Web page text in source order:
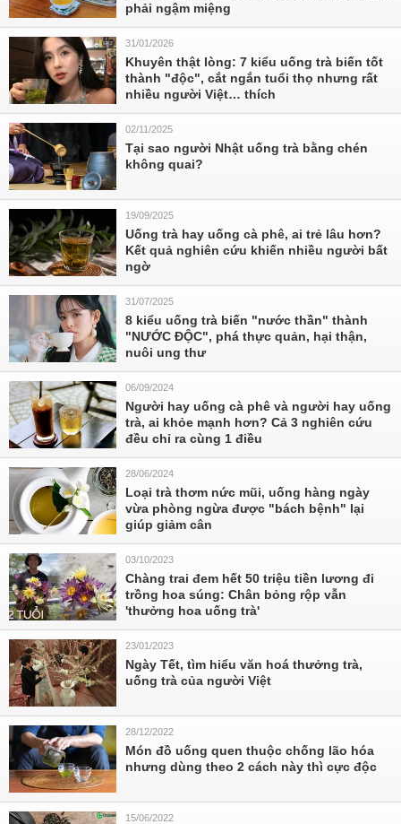
phải ngậm miệng
31/01/2026
Khuyên thật lòng: 7 kiểu uống trà biến tốt
thành "độc", cắt ngắn tuổi thọ nhưng rất
nhiều người Việt… thích
02/11/2025
Tại sao người Nhật uống trà bằng chén
không quai?
19/09/2025
Uống trà hay uống cà phê, ai trẻ lâu hơn?
Kết quả nghiên cứu khiến nhiều người bất
ngờ
31/07/2025
8 kiểu uống trà biến "nước thần" thành
"NƯỚC ĐỘC", phá thực quản, hại thận,
nuôi ung thư
06/09/2024
Người hay uống cà phê và người hay uống
trà, ai khỏe mạnh hơn? Cả 3 nghiên cứu
đều chỉ ra cùng 1 điều
28/06/2024
Loại trà thơm nức mũi, uống hàng ngày
vừa phòng ngừa được "bách bệnh" lại
giúp giảm cân
03/10/2023
Chàng trai đem hết 50 triệu tiền lương đi
trồng hoa súng: Chân bỏng rộp vẫn
'thưởng hoa uống trà'
23/01/2023
Ngày Tết, tìm hiểu văn hoá thưởng trà,
uống trà của người Việt
28/12/2022
Món đồ uống quen thuộc chống lão hóa
nhưng dùng theo 2 cách này thì cực độc
15/06/2022